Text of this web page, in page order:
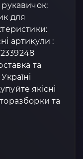
для
артикули :
та
якісні
та